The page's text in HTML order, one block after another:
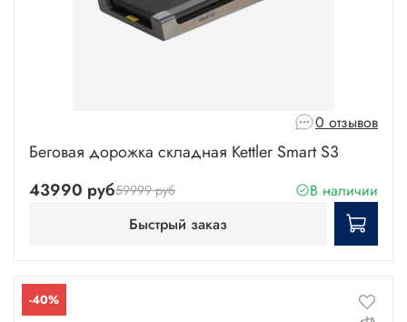
0 отзывов
Беговая дорожка складная Kettler Smart S3
43990 руб59999 руб
В наличии
Быстрый заказ
-40%